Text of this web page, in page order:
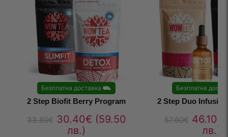
Безплатна доставка ⛟
2 Step Biofit Berry Program
33.80€ 30.40€ (59.50
лв.)
Безплатна
2 Step Duo
57.60€ 46.10€
лв.)